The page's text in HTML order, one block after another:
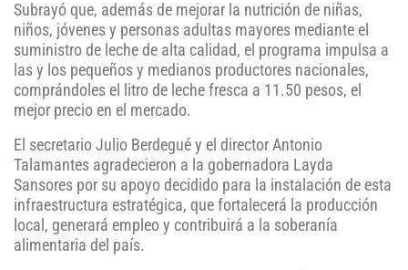
Subrayó que, además de mejorar la nutrición de niñas,
niños, jóvenes y personas adultas mayores mediante el
suministro de leche de alta calidad, el programa impulsa a
las y los pequeños y medianos productores nacionales,
comprándoles el litro de leche fresca a 11.50 pesos, el
mejor precio en el mercado.
El secretario Julio Berdegué y el director Antonio
Talamantes agradecieron a la gobernadora Layda
Sansores por su apoyo decidido para la instalación de esta
infraestructura estratégica, que fortalecerá la producción
local, generará empleo y contribuirá a la soberanía
alimentaria del país.